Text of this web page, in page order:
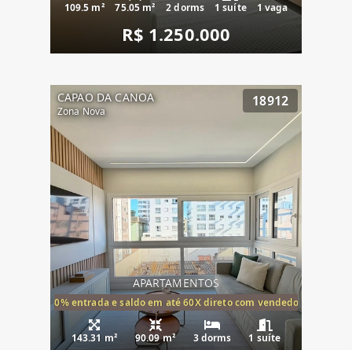
109.5 m² 75.05 m² 2 dorms 1 suíte 1 vaga
R$ 1.250.000
CAPAO DA CANOA
Zona Nova
18912
APARTAMENTOS
20% entrada e saldo em até 60X direto com vendedor
143.31 m² 90.09 m² 3 dorms 1 suíte